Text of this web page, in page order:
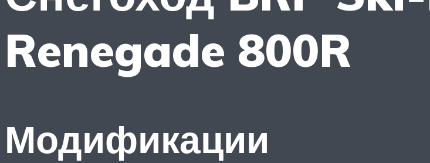
Renegade 800R
Модификации